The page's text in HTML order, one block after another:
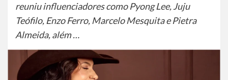
reuniu influenciadores como Pyong Lee, Juju
Teófilo, Enzo Ferro, Marcelo Mesquita e Pietra
Almeida, além …